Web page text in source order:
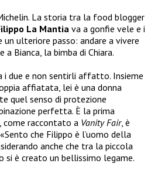
La storia tra la food blogger
La Mantia va a gonfie vele e i
un ulteriore passo: andare a vivere
a Bianca, la bimba di Chiara.
i due e non sentirli affatto. Insieme
affiatata, lei è una donna
quel senso di protezione
perfetta. È la prima
come raccontato a Vanity Fair, è
che Filippo è l’uomo della
anche che tra la piccola
si è creato un bellissimo legame.